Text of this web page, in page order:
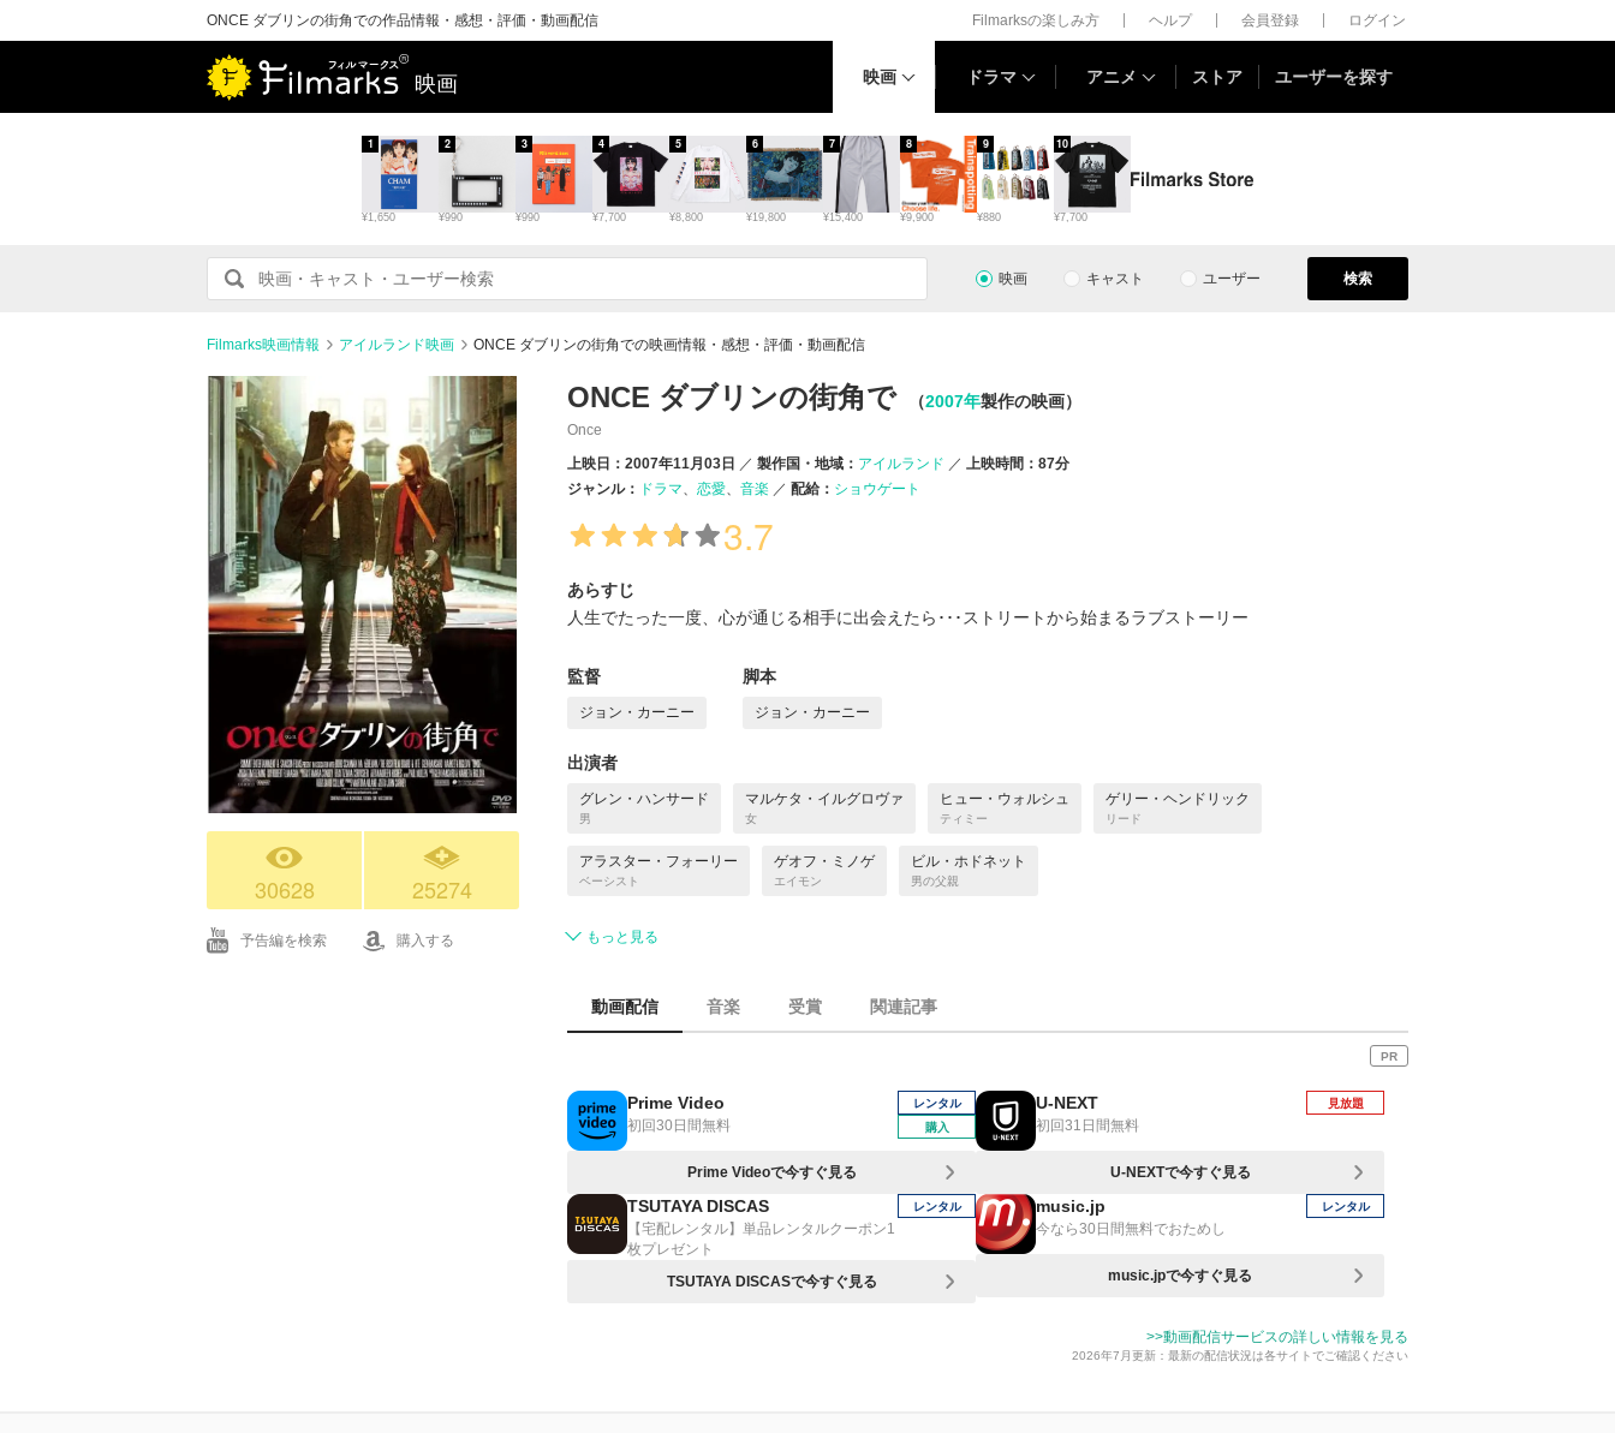
ONCE ダブリンの街角での作品情報・感想・評価・動画配信 Filmarksの楽しみ方 ヘルプ 会員登録 ログイン
映画 映画 ドラマ アニメ ストア ユーザーを探す
¥1,650
1
¥990
2
¥990
3
¥7,700
4
¥8,800
5
¥19,800
6
¥15,400
7
¥9,900
8
¥880
9
¥7,700
10
映画 キャスト ユーザー 検索
Filmarks映画情報 アイルランド映画 ONCE ダブリンの街角での映画情報・感想・評価・動画配信
30628 25274
予告編を検索 購入する
ONCE ダブリンの街角で （2007年製作の映画）
Once
上映日：2007年11月03日
製作国・地域： アイルランド
上映時間：87分
ジャンル： ドラマ 恋愛 音楽 配給： ショウゲート
3.7
あらすじ
人生でたった一度、心が通じる相手に出会えたら･･･ストリートから始まるラブストーリー
監督
ジョン・カーニー
脚本
ジョン・カーニー
出演者
グレン・ハンサード
男
マルケタ・イルグロヴァ
女
ヒュー・ウォルシュ
ティミー
ゲリー・ヘンドリック
リード
アラスター・フォーリー
ベーシスト
ゲオフ・ミノゲ
エイモン
ビル・ホドネット
男の父親
もっと見る
動画配信 音楽 受賞 関連記事
PR
Prime Video
初回30日間無料
レンタル
購入
Prime Videoで今すぐ見る
U-NEXT
初回31日間無料
見放題
U-NEXTで今すぐ見る
TSUTAYA DISCAS
【宅配レンタル】単品レンタルクーポン1
枚プレゼント
レンタル
TSUTAYA DISCASで今すぐ見る
music.jp
今なら30日間無料でおためし
レンタル
music.jpで今すぐ見る
>>動画配信サービスの詳しい情報を見る
2026年7月更新：最新の配信状況は各サイトでご確認ください